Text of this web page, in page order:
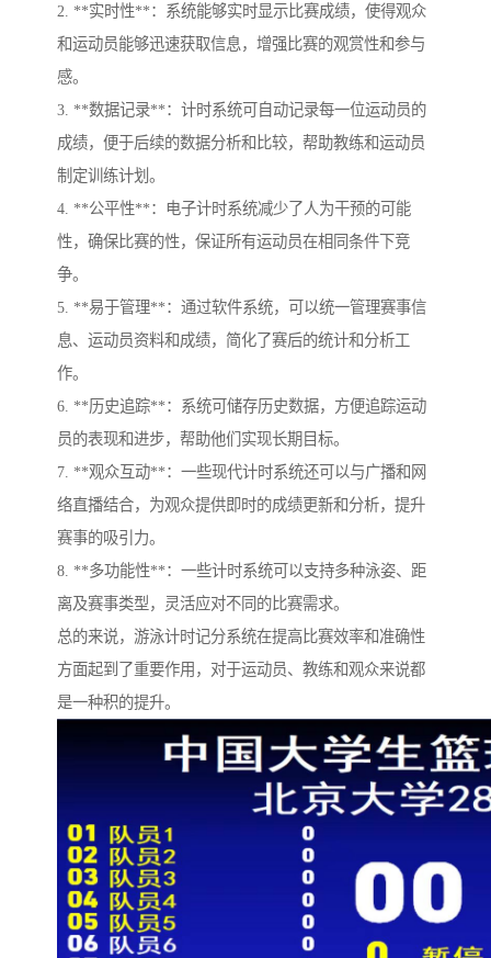
2. **实时性**：系统能够实时显示比赛成绩，使得观众
和运动员能够迅速获取信息，增强比赛的观赏性和参与
感。
3. **数据记录**：计时系统可自动记录每一位运动员的
成绩，便于后续的数据分析和比较，帮助教练和运动员
制定训练计划。
4. **公平性**：电子计时系统减少了人为干预的可能
性，确保比赛的性，保证所有运动员在相同条件下竞
争。
5. **易于管理**：通过软件系统，可以统一管理赛事信
息、运动员资料和成绩，简化了赛后的统计和分析工
作。
6. **历史追踪**：系统可储存历史数据，方便追踪运动
员的表现和进步，帮助他们实现长期目标。
7. **观众互动**：一些现代计时系统还可以与广播和网
络直播结合，为观众提供即时的成绩更新和分析，提升
赛事的吸引力。
8. **多功能性**：一些计时系统可以支持多种泳姿、距
离及赛事类型，灵活应对不同的比赛需求。
总的来说，游泳计时记分系统在提高比赛效率和准确性
方面起到了重要作用，对于运动员、教练和观众来说都
是一种积的提升。